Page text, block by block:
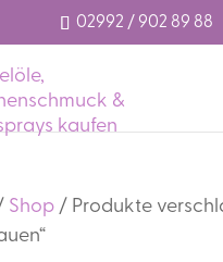
02992 / 902 89 88
Shop/ Produkte